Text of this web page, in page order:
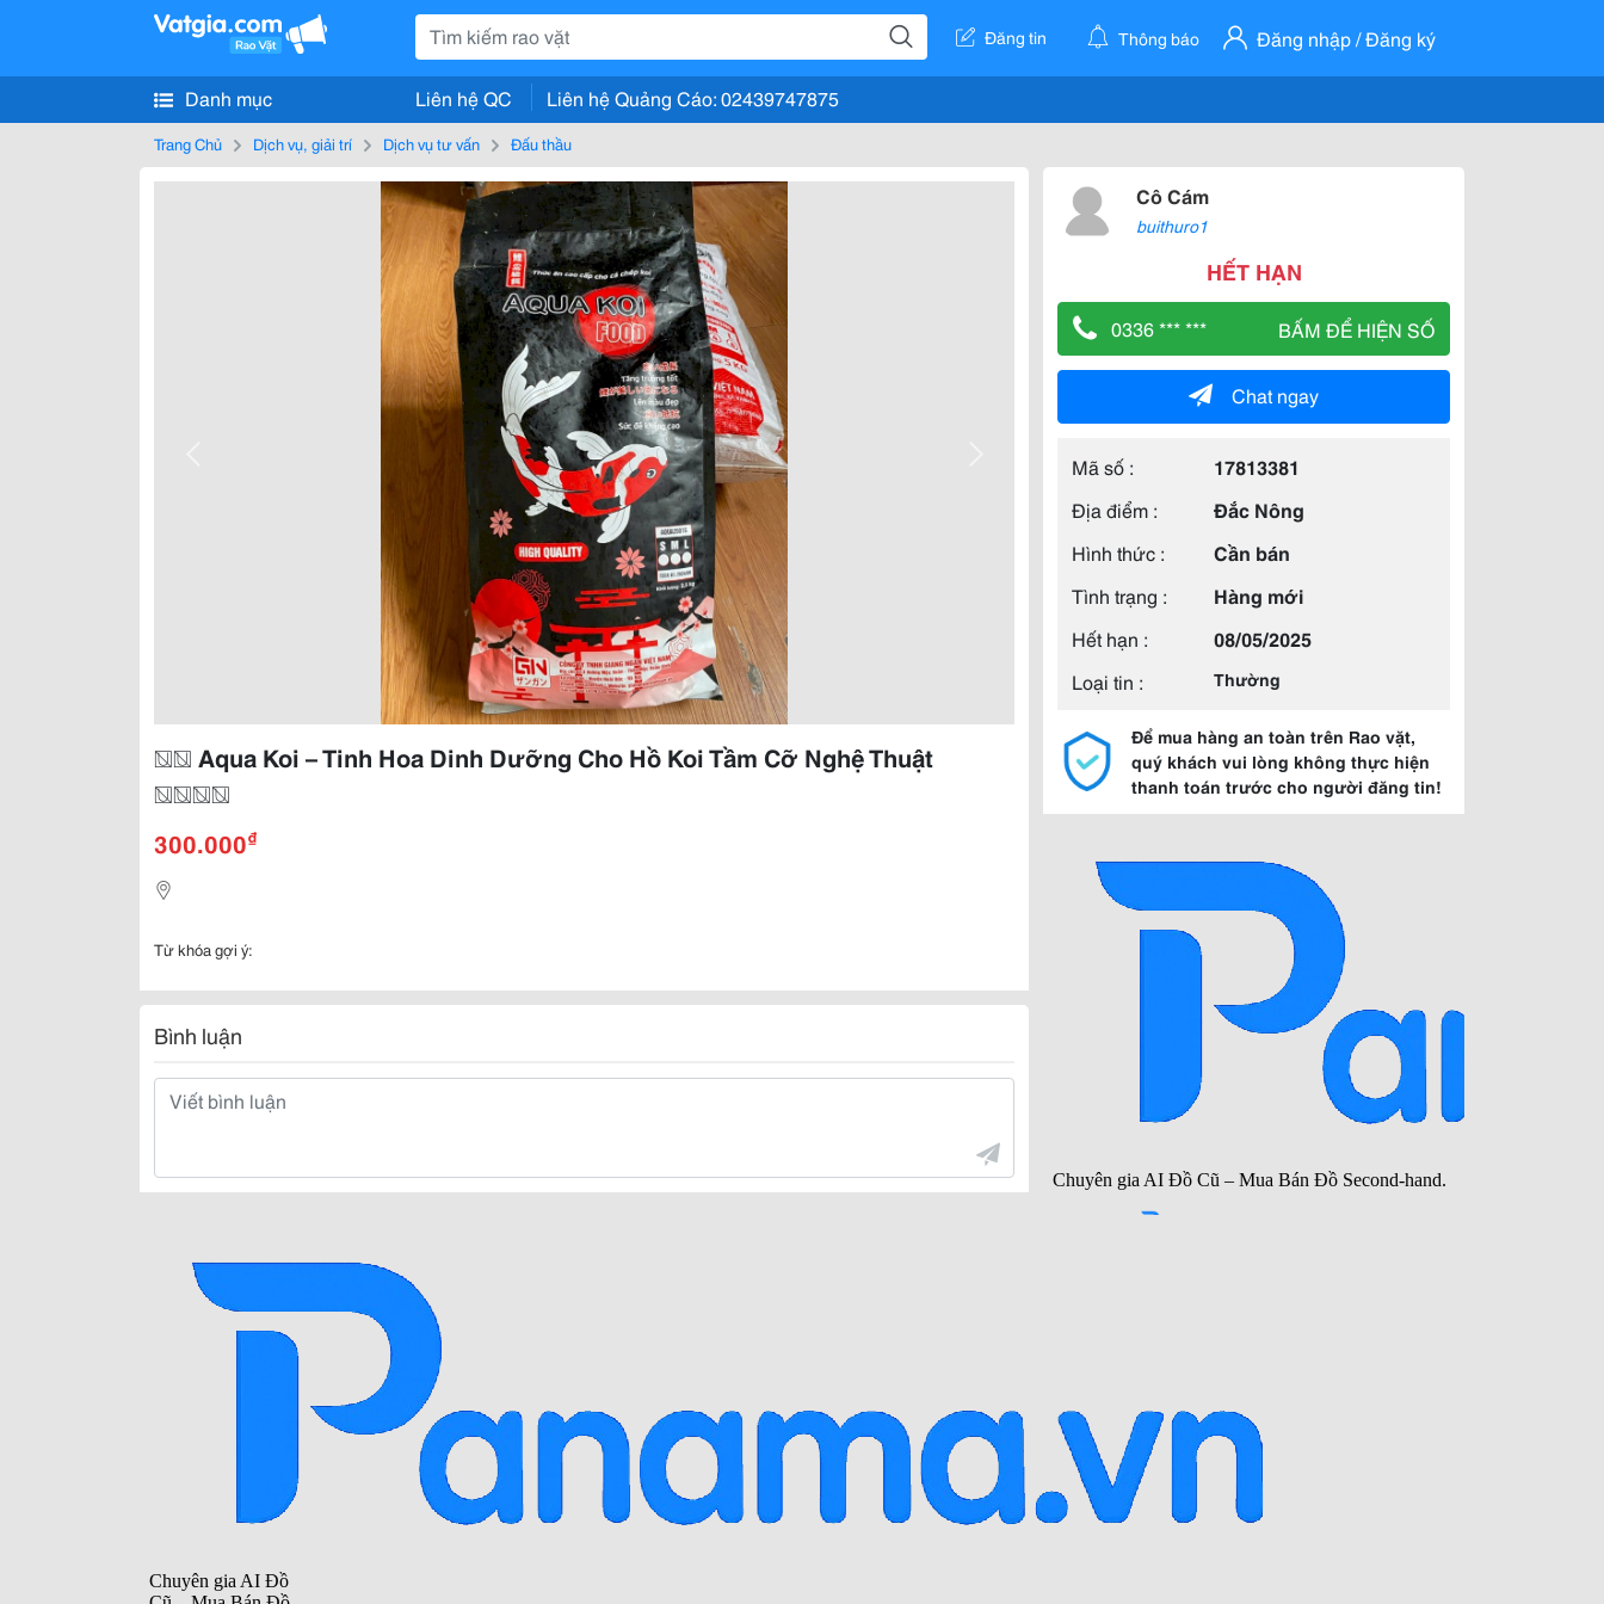
Đăng tin Thông báo Đăng nhập / Đăng ký
Danh mục Liên hệ QC Liên hệ Quảng Cáo: 02439747875
Trang Chủ Dịch vụ, giải trí Dịch vụ tư vấn Đấu thầu
�� Aqua Koi – Tinh Hoa Dinh Dưỡng Cho Hồ Koi Tầm Cỡ Nghệ Thuật
����
300.000₫
Từ khóa gợi ý:
Bình luận
Cô Cám
buithuro1
HẾT HẠN
0336 *** *** BẤM ĐỂ HIỆN SỐ
Chat ngay
Mã số :
17813381
Địa điểm :
Đắc Nông
Hình thức :
Cần bán
Tình trạng :
Hàng mới
Hết hạn :
08/05/2025
Loại tin :
Thường
Để mua hàng an toàn trên Rao vặt,
quý khách vui lòng không thực hiện
thanh toán trước cho người đăng tin!